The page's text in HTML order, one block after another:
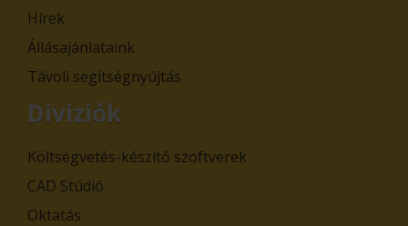
Hírek
Állásajánlataink
Távoli segítségnyújtás
Divíziók
Költségvetés-készítő szoftverek
CAD Stúdió
Oktatás